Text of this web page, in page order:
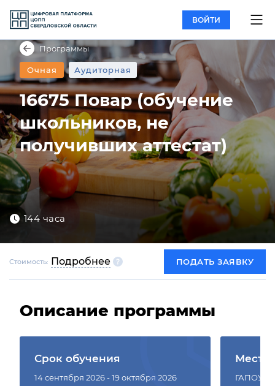
ВОЙТИ
Программы
Очная Аудиторная
16675 Повар (обучение
школьников, не
получивших аттестат)
144 часа
Стоимость: Подробнее ПОДАТЬ ЗАЯВКУ
Описание программы
Срок обучения
14 сентября 2026 - 19 октября 2026
Место
ГАПОУ